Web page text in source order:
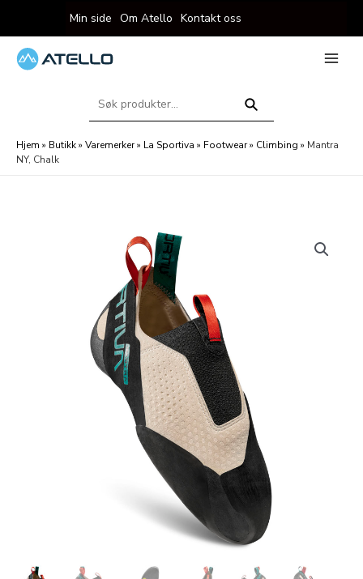
til
innholdet
Min side Om Atello Kontakt oss
Søk
Hjem » Butikk» Varemerker» La Sportiva » Footwear» Climbing » Mantra
NY, Chalk